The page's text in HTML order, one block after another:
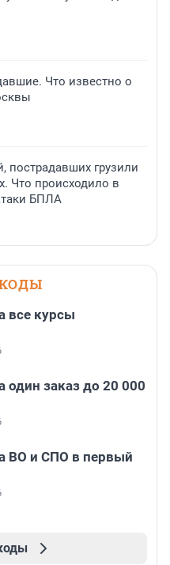
Что известно о
пострадавших грузили
Что происходило в
БПЛА
все курсы
один заказ до 20 000
ВО и СПО в первый